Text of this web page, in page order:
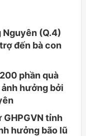
Nguyên (Q.4)
đến bà con
phần quà
hưởng bởi
GHPGVN tỉnh
hưởng bão lũ